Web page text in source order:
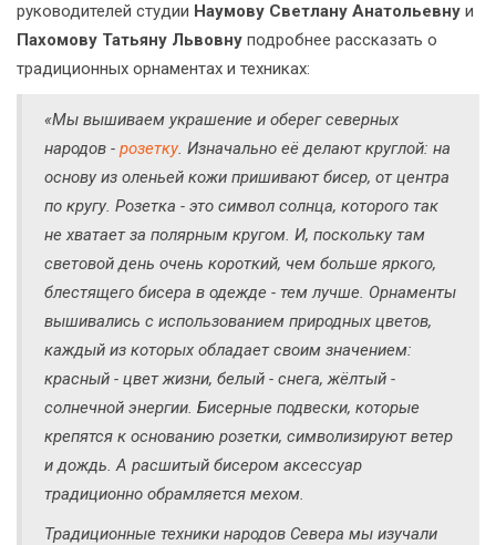
руководителей студии Наумову Светлану Анатольевну и
Пахомову Татьяну Львовну подробнее рассказать о
традиционных орнаментах и техниках:
«Мы вышиваем украшение и оберег северных
народов - розетку. Изначально её делают круглой: на
основу из оленьей кожи пришивают бисер, от центра
по кругу. Розетка - это символ солнца, которого так
не хватает за полярным кругом. И, поскольку там
световой день очень короткий, чем больше яркого,
блестящего бисера в одежде - тем лучше. Орнаменты
вышивались с использованием природных цветов,
каждый из которых обладает своим значением:
красный - цвет жизни, белый - снега, жёлтый -
солнечной энергии. Бисерные подвески, которые
крепятся к основанию розетки, символизируют ветер
и дождь. А расшитый бисером аксессуар
традиционно обрамляется мехом.
Традиционные техники народов Севера мы изучали